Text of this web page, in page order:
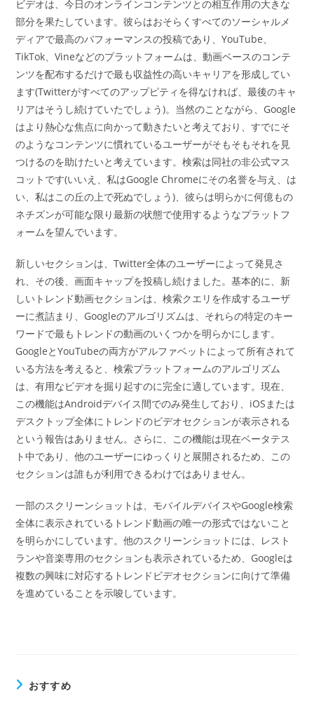
ビデオは、今日のオンラインコンテンツとの相互作用の大きな
部分を果たしています。彼らはおそらくすべてのソーシャルメ
ディアで最高のパフォーマンスの投稿であり、YouTube、
TikTok、Vineなどのプラットフォームは、動画ベースのコンテ
ンツを配布するだけで最も収益性の高いキャリアを形成してい
ます(Twitterがすべてのアップピティを得なければ、最後のキャ
リアはそうし続けていたでしょう)。当然のことながら、Google
はより熱心な焦点に向かって動きたいと考えており、すでにそ
のようなコンテンツに慣れているユーザーがそもそもそれを見
つけるのを助けたいと考えています。検索は同社の非公式マス
コットです(いいえ、私はGoogle Chromeにその名誉を与え、は
い、私はこの丘の上で死ぬでしょう)、彼らは明らかに何億もの
ネチズンが可能な限り最新の状態で使用するようなプラットフ
ォームを望んでいます。
新しいセクションは、Twitter全体のユーザーによって発見さ
れ、その後、画面キャップを投稿し続けました。基本的に、新
しいトレンド動画セクションは、検索クエリを作成するユーザ
ーに煮詰まり、Googleのアルゴリズムは、それらの特定のキー
ワードで最もトレンドの動画のいくつかを明らかにします。
GoogleとYouTubeの両方がアルファベットによって所有されて
いる方法を考えると、検索プラットフォームのアルゴリズム
は、有用なビデオを掘り起すのに完全に適しています。現在、
この機能はAndroidデバイス間でのみ発生しており、iOSまたは
デスクトップ全体にトレンドのビデオセクションが表示される
という報告はありません。さらに、この機能は現在ベータテス
ト中であり、他のユーザーにゆっくりと展開されるため、この
セクションは誰もが利用できるわけではありません。
一部のスクリーンショットは、モバイルデバイスやGoogle検索
全体に表示されているトレンド動画の唯一の形式ではないこと
を明らかにしています。他のスクリーンショットには、レスト
ランや音楽専用のセクションも表示されているため、Googleは
複数の興味に対応するトレンドビデオセクションに向けて準備
を進めていることを示唆しています。
おすすめ